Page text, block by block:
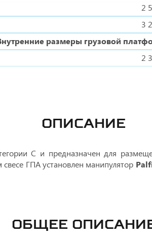
2
3
размеры грузовой
2
ОПИСАНИЕ
С и предназначен для
ГПА установлен манипулятор
ОБЩЕЕ